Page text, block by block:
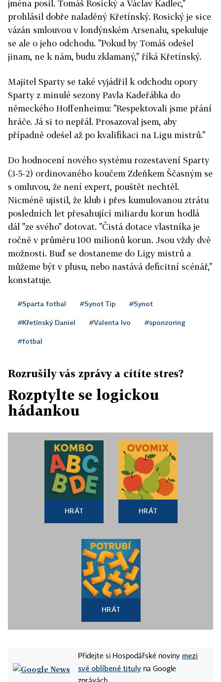
jména posil. Tomáš Rosický a Václav Kadlec,"
prohlásil dobře naladěný Křetínský. Rosický je sice
vázán smlouvou v londýnském Arsenalu, spekuluje
se ale o jeho odchodu. "Pokud by Tomáš odešel
jinam, ne k nám, budu zklamaný," říká Křetínský.
Majitel Sparty se také vyjádřil k odchodu opory
Sparty z minulé sezony Pavla Kadeřábka do
německého Hoffenheimu: "Respektovali jsme přání
hráče. Já si to nepřál. Prosazoval jsem, aby
případně odešel až po kvalifikaci na Ligu mistrů."
Do hodnocení nového systému rozestavení Sparty
(3-5-2) ordinovaného koučem Zdeňkem Ščasným se
s omluvou, že není expert, pouštět nechtěl.
Nicméně ujistil, že klub i přes kumulovanou ztrátu
posledních let přesahující miliardu korun hodlá
dál "ze svého" dotovat. "Čistá dotace vlastníka je
ročně v průměru 100 milionů korun. Jsou vždy dvě
možnosti. Buď se dostaneme do Ligy mistrů a
můžeme být v plusu, nebo nastává deficitní scénář,"
konstatuje.
#Sparta fotbal #Synot Tip #Synot
#Křetínský Daniel #Valenta Ivo #sponzoring
#fotbal
Rozrušily vás zprávy a cítíte stres?
Rozptylte se logickou
hádankou
HRÁT HRÁT
HRÁT
Přidejte si Hospodářské noviny mezi
své oblíbené tituly na Google